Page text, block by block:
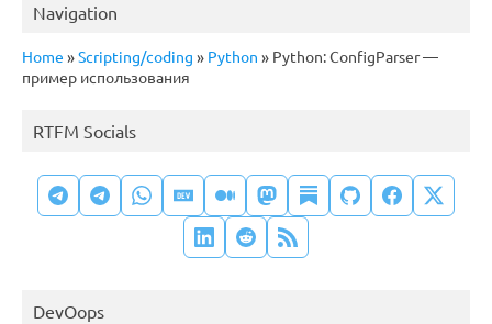
Navigation
Home »Scripting/coding » Python » Python: ConfigParser —
пример использования
RTFM Socials
DevOops